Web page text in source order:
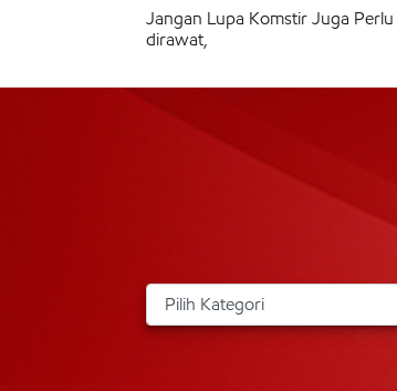
Jangan Lupa Komstir Juga Perlu
dirawat,